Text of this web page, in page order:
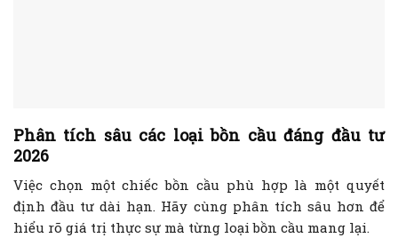
Phân tích sâu các loại bồn cầu đáng đầu tư
2026
Việc chọn một chiếc bồn cầu phù hợp là một quyết
định đầu tư dài hạn. Hãy cùng phân tích sâu hơn để
hiểu rõ giá trị thực sự mà từng loại bồn cầu mang lại.